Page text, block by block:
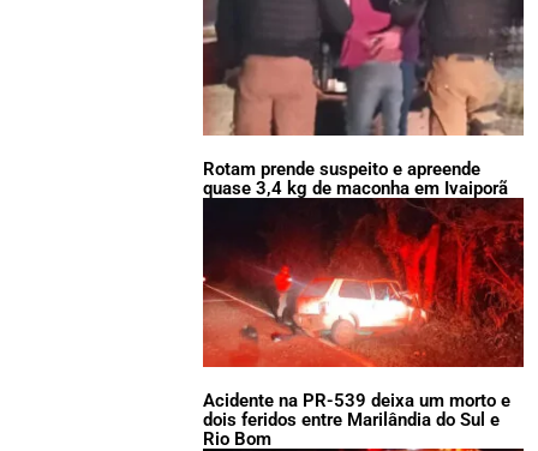
Rotam prende suspeito e apreende
quase 3,4 kg de maconha em Ivaiporã
Acidente na PR-539 deixa um morto e
dois feridos entre Marilândia do Sul e
Rio Bom